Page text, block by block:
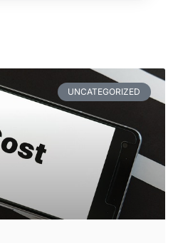
UNCATEGORIZED